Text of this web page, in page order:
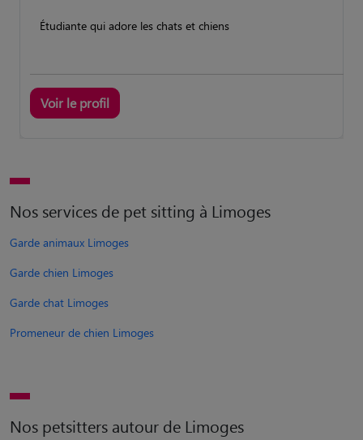
Étudiante qui adore les chats et chiens
Voir le profil
Nos services de pet sitting à Limoges
Garde animaux Limoges
Garde chien Limoges
Garde chat Limoges
Promeneur de chien Limoges
Nos petsitters autour de Limoges